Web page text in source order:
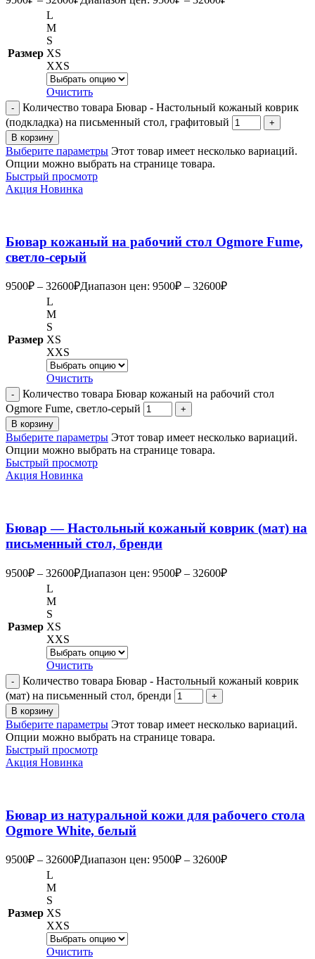
Размер
L
M
S
XS
XXS
Очистить
Количество товара Бювар - Настольный кожаный коврик
(подкладка) на письменный стол, графитовый
В корзину
Выберите параметры Этот товар имеет несколько вариаций.
Опции можно выбрать на странице товара.
Быстрый просмотр
Акция Новинка
Бювар кожаный на рабочий стол Ogmore Fume,
светло-серый
9500₽ – 32600₽Диапазон цен: 9500₽ – 32600₽
Размер
L
M
S
XS
XXS
Очистить
Количество товара Бювар кожаный на рабочий стол
Ogmore Fume, светло-серый
В корзину
Выберите параметры Этот товар имеет несколько вариаций.
Опции можно выбрать на странице товара.
Быстрый просмотр
Акция Новинка
Бювар — Настольный кожаный коврик (мат) на
письменный стол, бренди
9500₽ – 32600₽Диапазон цен: 9500₽ – 32600₽
Размер
L
M
S
XS
XXS
Очистить
Количество товара Бювар - Настольный кожаный коврик
(мат) на письменный стол, бренди
В корзину
Выберите параметры Этот товар имеет несколько вариаций.
Опции можно выбрать на странице товара.
Быстрый просмотр
Акция Новинка
Бювар из натуральной кожи для рабочего стола
Ogmore White, белый
9500₽ – 32600₽Диапазон цен: 9500₽ – 32600₽
Размер
L
M
S
XS
XXS
Очистить